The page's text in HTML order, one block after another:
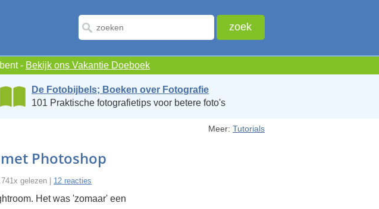
- Bekijk ons Vakantie Doeboek
De Fotobijbels; Boeken over Fotografie
101 Praktische fotografietips voor betere foto's
Meer: Tutorials
Photoshop
gelezen | 12 reacties
Het was 'zomaar' een